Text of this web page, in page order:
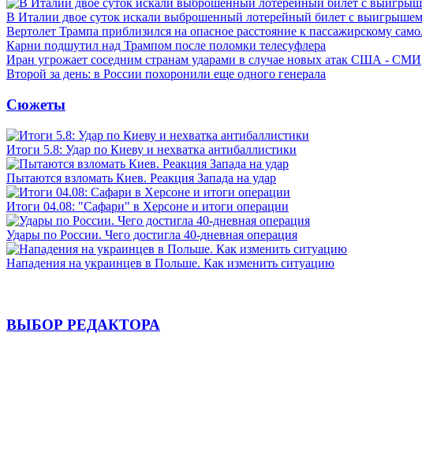
В Италии двое суток искали выброшенный лотерейный билет с выигрышем
Вертолет Трампа приблизился на опасное расстояние к пассажирскому
Карни подшутил над Трампом после поломки телесуфлера
Иран угрожает соседним странам ударами в случае новых атак США - СМИ
Второй за день: в России похоронили еще одного генерала
Сюжеты
Итоги 5.8: Удар по Киеву и нехватка антибаллистики
Пытаются взломать Киев. Реакция Запада на удар
Итоги 04.08: "Сафари" в Херсоне и итоги операции
Удары по России. Чего достигла 40-дневная операция
Нападения на украинцев в Польше. Как изменить ситуацию
ВЫБОР РЕДАКТОРА